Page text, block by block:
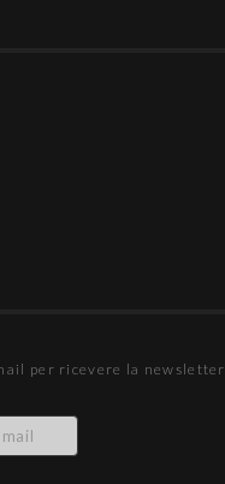
per ricevere la newsletter